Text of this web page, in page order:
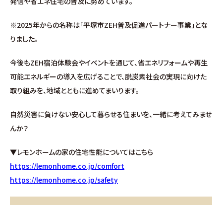
※2025年からの名称は「平塚市ZEH普及促進パートナー事業」とな
りました。
今後もZEH宿泊体験会やイベントを通じて、省エネリフォームや再生
可能エネルギーの導入を広げることで、脱炭素社会の実現に向けた
取り組みを、地域とともに進めてまいります。
自然災害に負けない安心して暮らせる住まいを、一緒に考えてみませ
んか？
▼レモンホームの家の住宅性能についてはこちら
https://lemonhome.co.jp/comfort
https://lemonhome.co.jp/safety